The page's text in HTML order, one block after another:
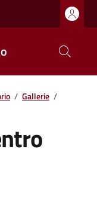
/ Gallerie /